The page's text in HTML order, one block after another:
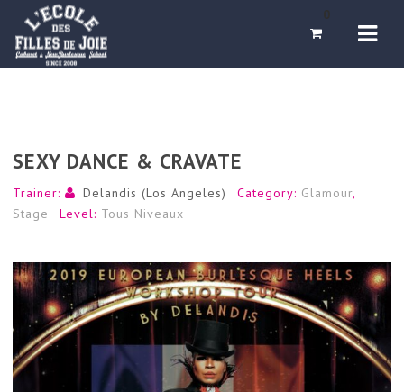
0
SEXY DANCE & CRAVATE
Trainer: Delandis (Los Angeles) Category: Glamour,
Stage
Level: Tous Niveaux